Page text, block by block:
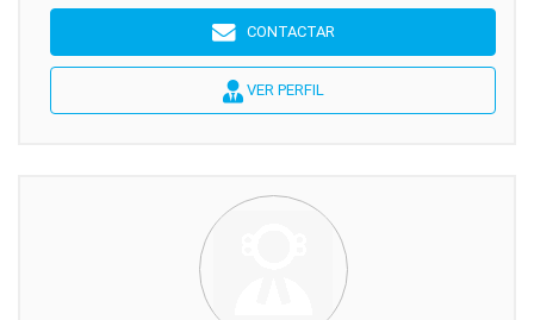
CONTACTAR
VER PERFIL